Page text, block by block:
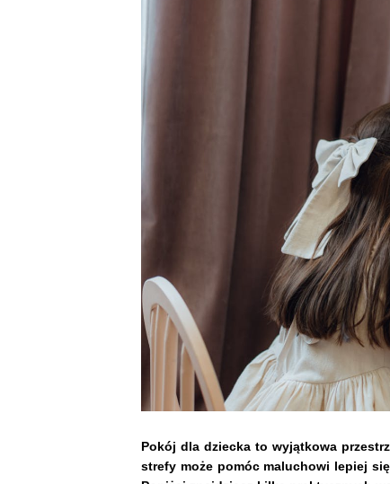
Pokój dla dziecka to wyjątkowa
strefy może pomóc maluchowi lepiej